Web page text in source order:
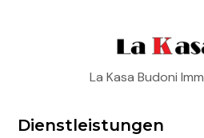
La Kasa Budoni
Dienstleistungen